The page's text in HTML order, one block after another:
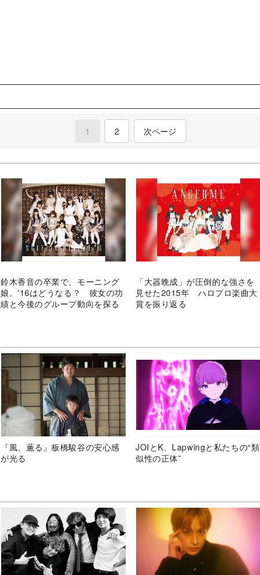
1 (current)
2 次ページ
鈴木香音の卒業で、モーニング
娘。'16はどうなる？ 彼女の功
績と今後のグループ動向を探る
「大器晩成」が圧倒的な強さを
見せた2015年 ハロプロ楽曲大
賞を振り返る
『風、薫る』板橋駿谷の安心感
が光る
JOIとK、Lapwingと私たちの“類
似性の正体”